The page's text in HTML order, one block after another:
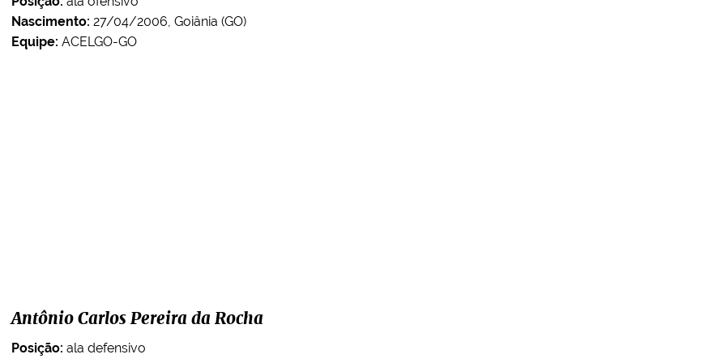
Nascimento: 27/04/2006, Goiânia (GO)
Equipe: ACELGO-GO
Antônio Carlos Pereira da Rocha
Posição: ala defensivo